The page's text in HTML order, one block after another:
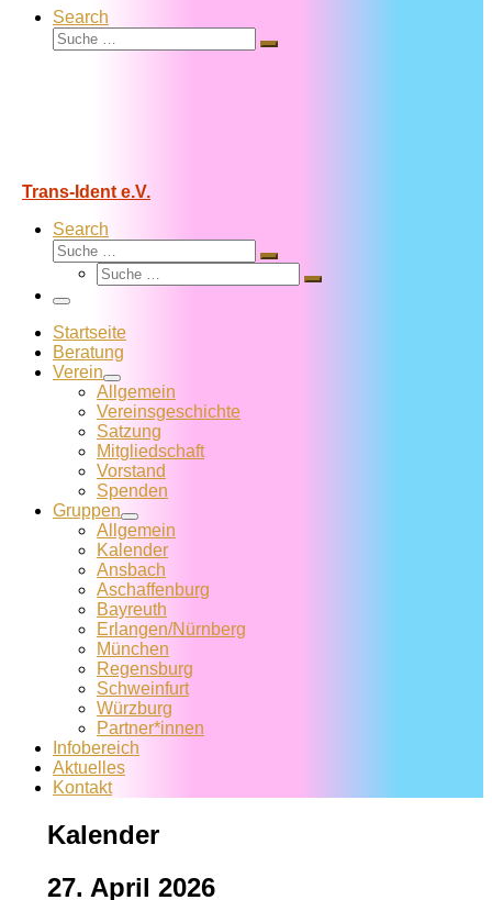
Search
Suche
Suche
Trans-Ident e.V.
Search
Suche
Suche
Suche
Suche
Menü
Startseite
Beratung
Verein
Allgemein
Vereins­geschichte
Satzung
Mitglied­schaft
Vorstand
Spenden
Gruppen
Allgemein
Kalender
Ansbach
Aschaffenburg
Bayreuth
Erlangen/Nürnberg
München
Regensburg
Schweinfurt
Würzburg
Partner*innen
Infobereich
Aktuelles
Kontakt
Kalender
27. April 2026